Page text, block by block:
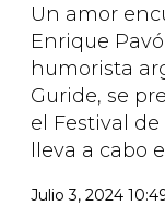
Un amor
Enrique
humorista
Guride, se
el Festival
lleva a cabo
Julio 3, 2024